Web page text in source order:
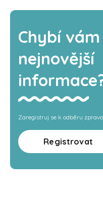
Chybí vám
nejnovější
Zaregistruj se k odběru
Registrovat